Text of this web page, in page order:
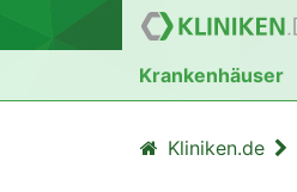
Krankenhäuser
Kliniken.de